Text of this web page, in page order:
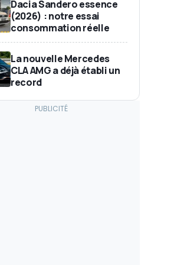
Dacia Sandero essence
(2026) : notre essai
consommation réelle
La nouvelle Mercedes
CLA AMG a déjà établi un
record